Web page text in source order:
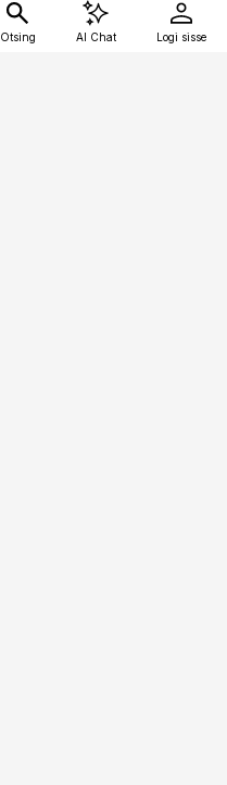
Otsing AI Chat Logi sisse